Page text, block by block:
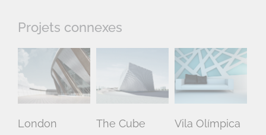
Projets connexes
London
The Cube Vila Olímpica